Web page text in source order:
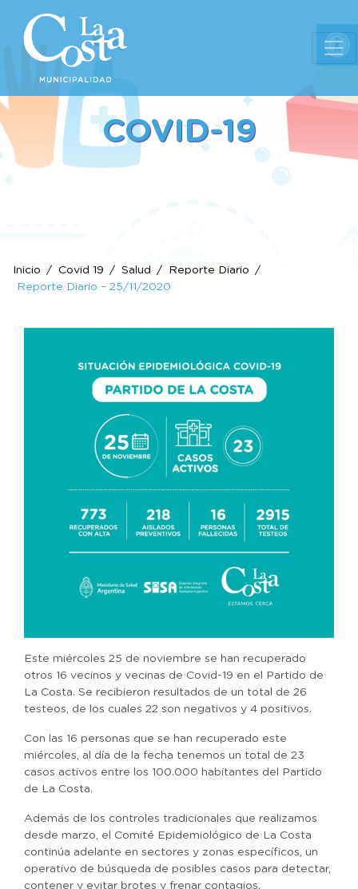
COVID-19
Inicio Covid 19 Salud
Reporte Diario
Reporte Diario – 25/11/2020
Este miércoles 25 de noviembre se han recuperado
otros 16 vecinos y vecinas de Covid-19 en el Partido de
La Costa. Se recibieron resultados de un total de 26
testeos, de los cuales 22 son negativos y 4 positivos.
Con las 16 personas que se han recuperado este
miércoles, al día de la fecha tenemos un total de 23
casos activos entre los 100.000 habitantes del Partido
de La Costa.
Además de los controles tradicionales que realizamos
desde marzo, el Comité Epidemiológico de La Costa
continúa adelante en sectores y zonas específicos, un
operativo de búsqueda de posibles casos para detectar,
contener y evitar brotes y frenar contagios.